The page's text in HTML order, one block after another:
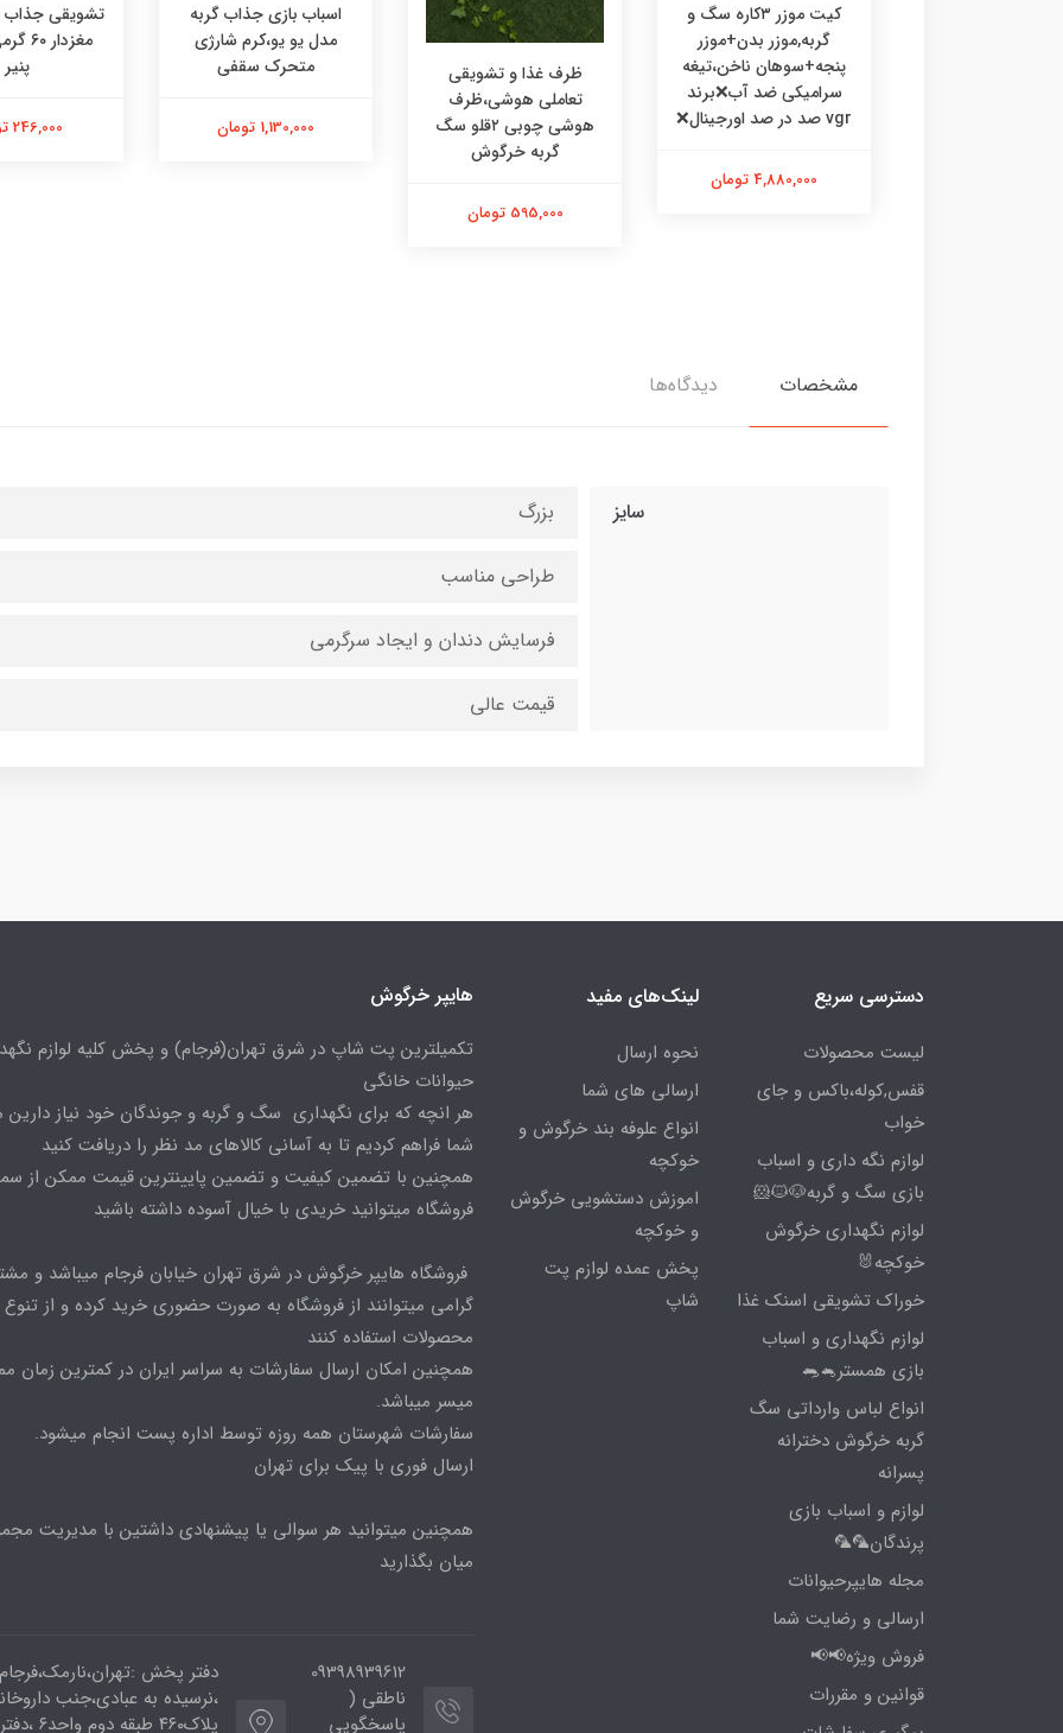
کیت موزر ۳کاره سگ و
گربه,موزر بدن+موزر
پنجه+سوهان ناخن،تیغه
سرامیکی ضد آب❌برند
vgr صد در صد اورجینال❌
4,880,000 تومان
ظرف غذا و تشویقی
تعاملی هوشی،ظرف
هوشی چوبی ۲قلو سگ
گربه خرگوش
595,000 تومان
اسباب بازی جذاب گربه
مدل یو یو،کرم شارژی
متحرک سقفی
1,130,000 تومان
تشویقی جذاب
پنیر
246,000 تومان
مشخصات دیدگاه‌ها
سایز بزرگ
طراحی مناسب
فرسایش دندان و ایجاد سرگرمی
قیمت عالی
دسترسی سریع
لیست محصولات
قفس,کوله،باکس و جای
خواب
لوازم نگه داری و اسباب
بازی سگ و گربه🐶🐱🐹
لوازم نگهداری خرگوش
خوکچه🐰
خوراک تشویقی اسنک غذا
لوازم نگهداری و اسباب
بازی همستر🐁🐀
انواع لباس وارداتی سگ
گربه خرگوش دخترانه
پسرانه
لوازم و اسباب بازی
پرندگان🦜🦜
مجله هایپرحیوانات
ارسالی و رضایت شما
فروش ویژه📢📢
قوانین و مقررات
لینک‌های مفید
نحوه ارسال
ارسالی های شما
انواع علوفه بند خرگوش و
خوکچه
اموزش دستشویی خرگوش
و خوکچه
پخش عمده لوازم پت
شاپ
هایپر خرگوش
تکمیلترین پت شاپ در شرق تهران(فرجام) و پخش کلیه لوازم
حیوانات خانگی
هر انچه که برای نگهداری سگ و گربه و جوندگان خود نیاز دارین
شما فراهم کردیم تا به آسانی کالاهای مد نظر را دریافت کنید
همچنین با تضمین کیفیت و تضمین پایینترین قیمت ممکن از
فروشگاه میتوانید خریدی با خیال آسوده داشته باشید
فروشگاه هایپر خرگوش در شرق تهران خیابان فرجام میباشد و
گرامی میتوانند از فروشگاه به صورت حضوری خرید کرده و از تنوع
محصولات استفاده کنند
همچنین امکان ارسال سفارشات به سراسر ایران در کمترین زمان
میسر میباشد.
سفارشات شهرستان همه روزه توسط اداره پست انجام میشود.
ارسال فوری با پیک برای تهران
همچنین میتوانید هر سوالی یا پیشنهادی داشتین با مدیریت
میان بگذارید
09398939612
ناطقی (
پاسخگویی
دفتر پخش :تهران،نارمک،فرجام
،نرسیده به عبادی،جنب
پلاک۴۶۰ طبقه